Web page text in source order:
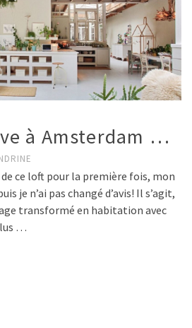
à Amsterdam …
de ce loft pour la première fois, mon
je n’ai pas changé d’avis! Il s’agit,
transformé en habitation avec
…